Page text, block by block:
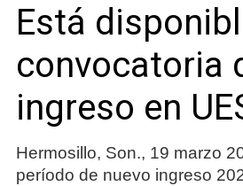
Está
convocatoria
ingreso en
Hermosillo, Son., 19 marzo
período de nuevo ingreso